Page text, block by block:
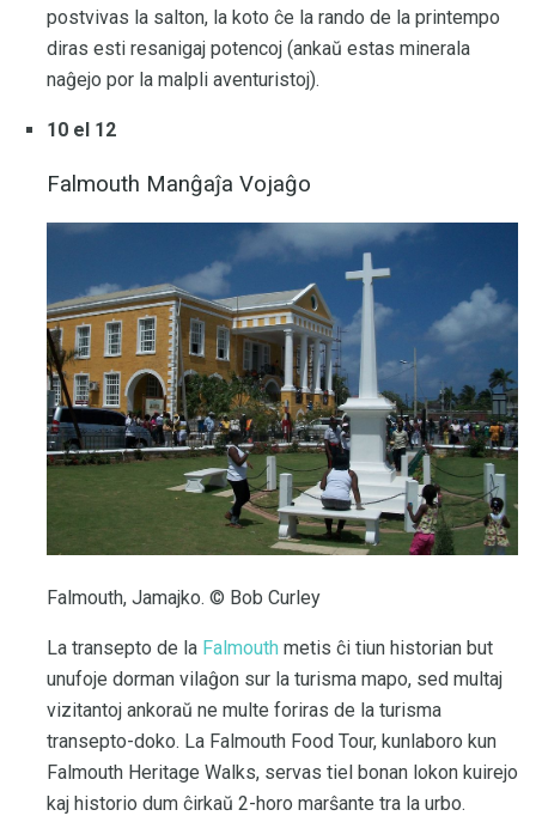
postvivas la salton, la koto ĉe la rando de la printempo
diras esti resanigaj potencoj (ankaŭ estas minerala
naĝejo por la malpli aventuristoj).
10 el 12
Falmouth Manĝaĵa Vojaĝo
Falmouth, Jamajko. © Bob Curley
La transepto de la Falmouth metis ĉi tiun historian but
unufoje dorman vilaĝon sur la turisma mapo, sed multaj
vizitantoj ankoraŭ ne multe foriras de la turisma
transepto-doko. La Falmouth Food Tour, kunlaboro kun
Falmouth Heritage Walks, servas tiel bonan lokon kuirejo
kaj historio dum ĉirkaŭ 2-horo marŝante tra la urbo.